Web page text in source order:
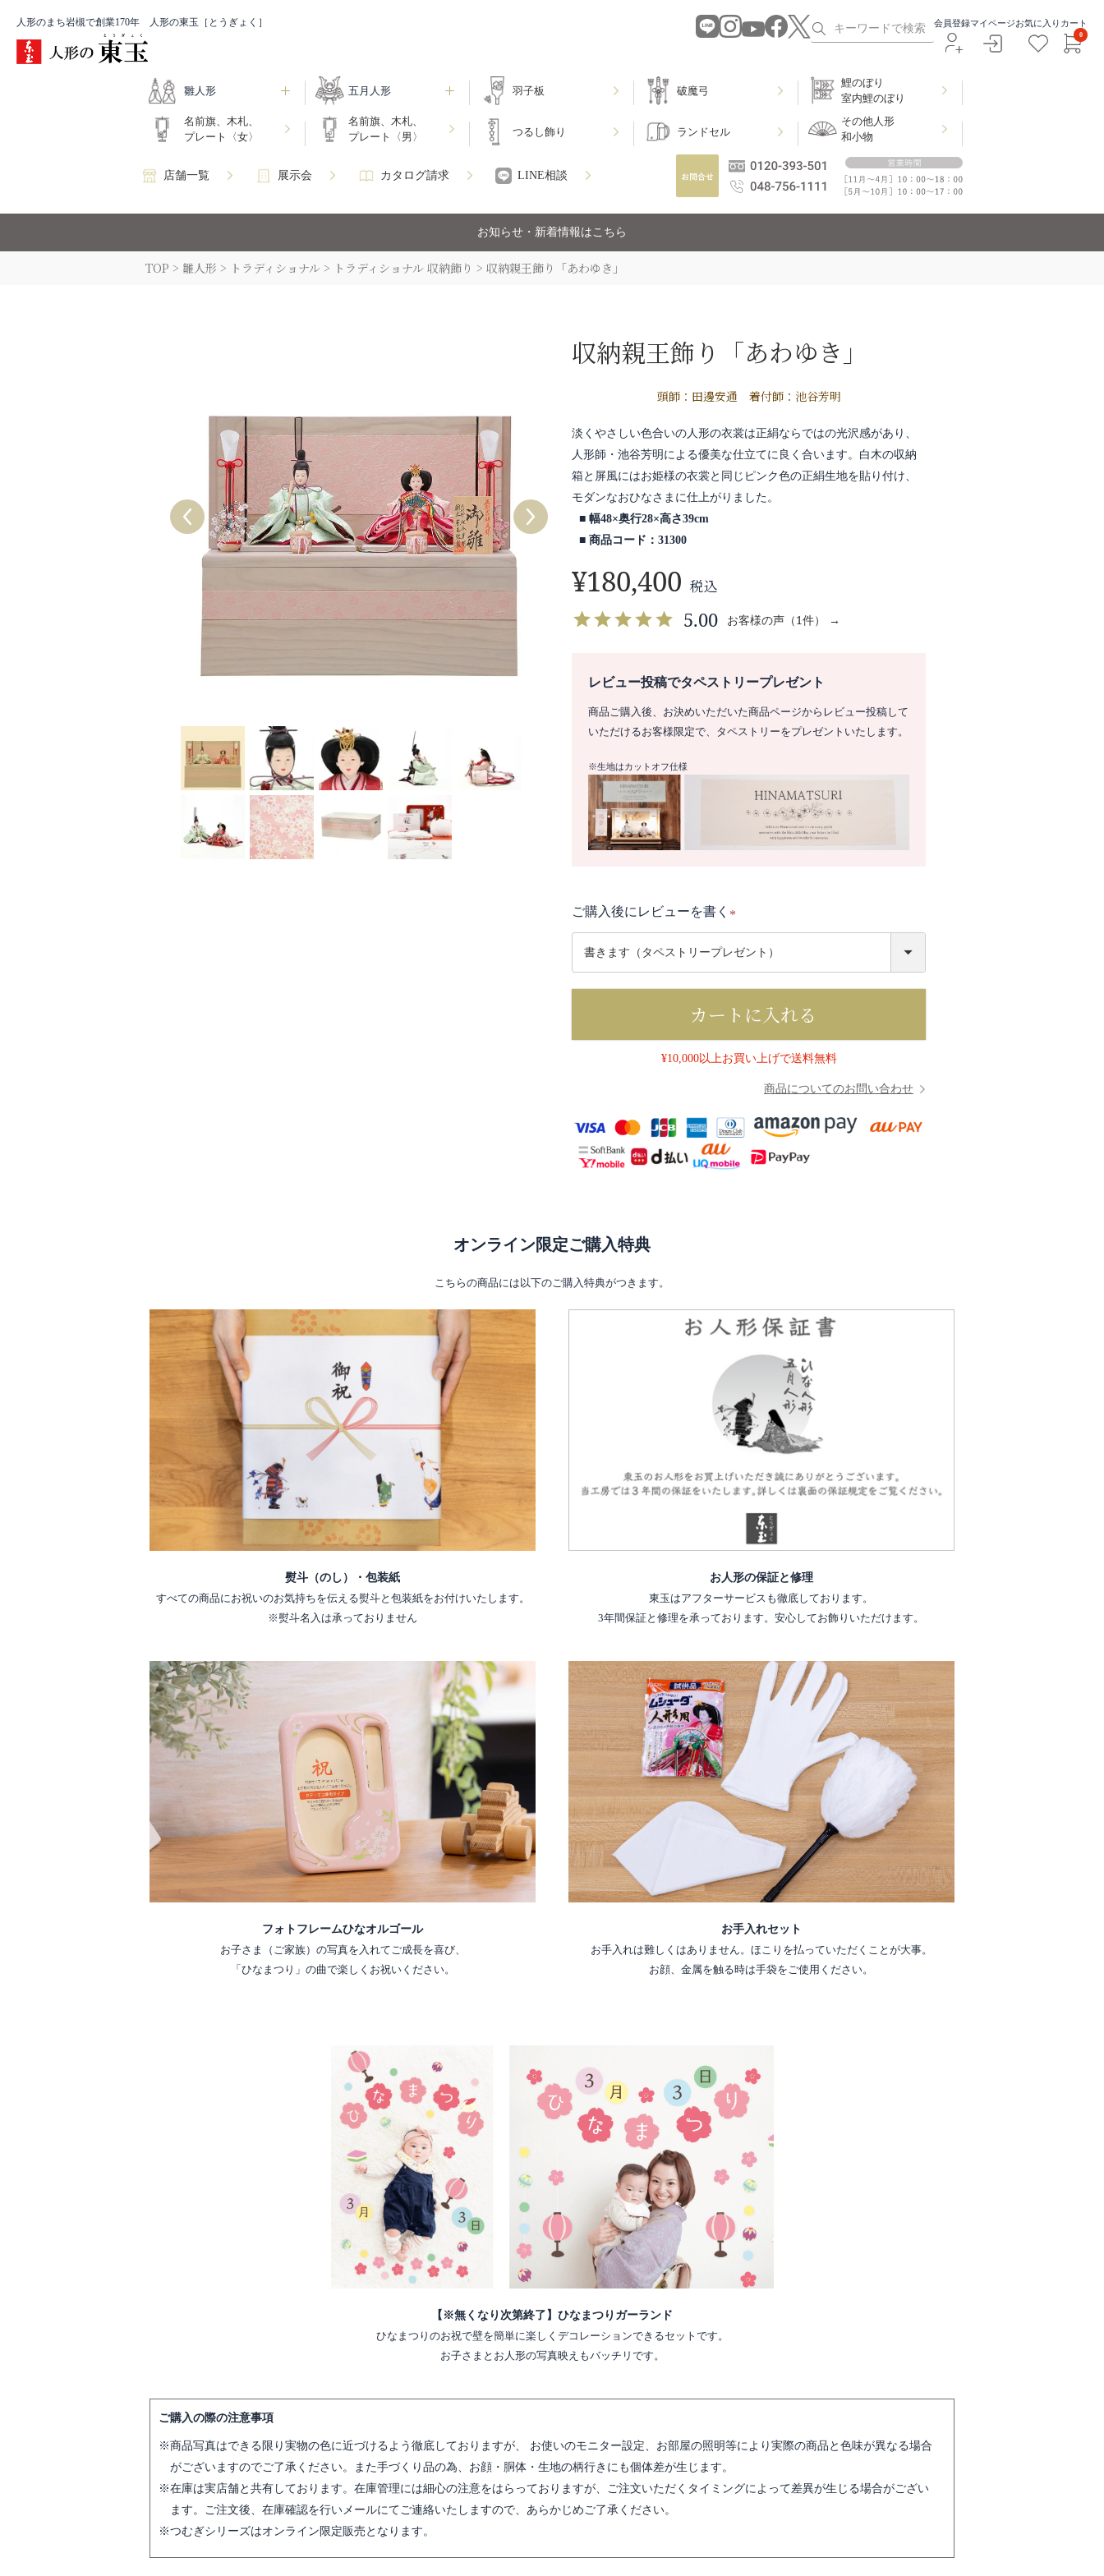
人形のまち岩槻で創業170年 人形の東玉［とうぎょく］ 会員登録マイページお気に入り カート
0
雛人形 五月人形 羽子板 破魔弓
鯉のぼり
室内鯉のぼり
名前旗、木札、
プレート〈女〉
名前旗、木札、
プレート〈男〉
つるし飾り ランドセル
その他人形
和小物
店舗一覧 展示会 カタログ請求 LINE相談
お知らせ・新着情報はこちら
TOP 雛人形 トラディショナル トラディショナル 収納飾り 収納親王飾り「あわゆき」
収納親王飾り「あわゆき」
頭師：田邊安通 着付師：池谷芳明
淡くやさしい色合いの人形の衣裳は正絹ならではの光沢感があり、
人形師・池谷芳明による優美な仕立てに良く合います。白木の収納
箱と屏風にはお姫様の衣裳と同じピンク色の正絹生地を貼り付け、
モダンなおひなさまに仕上がりました。
幅48×奥行28×高さ39cm
商品コード：31300
¥180,400 税込
5.00 お客様の声（1件） →
レビュー投稿でタペストリープレゼント
商品ご購入後、お決めいただいた商品ページからレビュー投稿して
いただけるお客様限定で、タペストリーをプレゼントいたします。
※生地はカットオフ仕様
ご購入後にレビューを書く
須
)
カートに入れる
¥10,000以上お買い上げで送料無料
商品についてのお問い合わせ
オンライン限定ご購入特典
こちらの商品には以下のご購入特典がつきます。
熨斗（のし）・包装紙
すべての商品にお祝いのお気持ちを伝える熨斗と包装紙をお付けいたします。
※熨斗名入は承っておりません
お人形の保証と修理
東玉はアフターサービスも徹底しております。
3年間保証と修理を承っております。安心してお飾りいただけます。
フォトフレームひなオルゴール
お子さま（ご家族）の写真を入れてご成長を喜び、
「ひなまつり」の曲で楽しくお祝いください。
お手入れセット
お手入れは難しくはありません。ほこりを払っていただくことが大事。
お顔、金属を触る時は手袋をご使用ください。
【※無くなり次第終了】ひなまつりガーランド
ひなまつりのお祝で壁を簡単に楽しくデコレーションできるセットです。
お子さまとお人形の写真映えもバッチリです。
ご購入の際の注意事項
商品写真はできる限り実物の色に近づけるよう徹底しておりますが、 お使いのモニター設定、お部屋の照明等により実際の商品と色味が異なる場合
がございますのでご了承ください。また手づくり品の為、お顔・胴体・生地の柄行きにも個体差が生じます。
在庫は実店舗と共有しております。在庫管理には細心の注意をはらっておりますが、ご注文いただくタイミングによって差異が生じる場合がござい
ます。ご注文後、在庫確認を行いメールにてご連絡いたしますので、あらかじめご了承ください。
つむぎシリーズはオンライン限定販売となります。